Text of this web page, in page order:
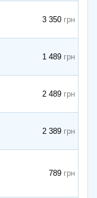
3 350
1 489
2 489
2 389
789